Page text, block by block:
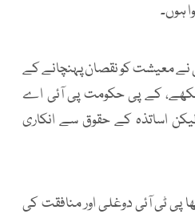
ہوں۔
نے معیشت کو نقصان پہنچانے کے
کے پی حکومت پی آئی اے
اساتذہ کے حقوق سے انکاری
پی ٹی آئی دوغلی اور منافقت کی